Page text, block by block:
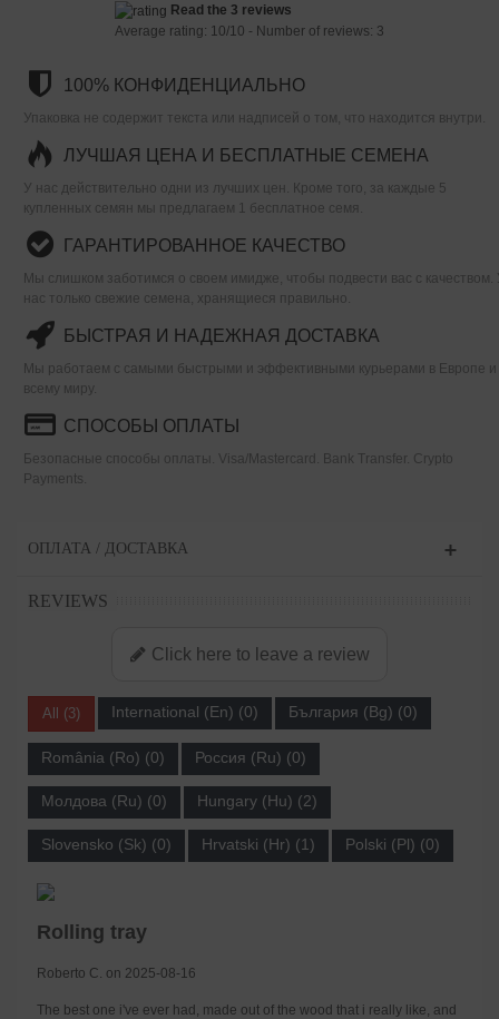
Read the 3 reviews
Average rating: 10/10 - Number of reviews: 3
100% КОНФИДЕНЦИАЛЬНО
Упаковка не содержит текста или надписей о том, что находится внутри.
ЛУЧШАЯ ЦЕНА И БЕСПЛАТНЫЕ СЕМЕНА
У нас действительно одни из лучших цен. Кроме того, за каждые 5
купленных семян мы предлагаем 1 бесплатное семя.
ГАРАНТИРОВАННОЕ КАЧЕСТВО
Мы слишком заботимся о своем имидже, чтобы подвести вас с качеством.
нас только свежие семена, хранящиеся правильно.
БЫСТРАЯ И НАДЕЖНАЯ ДОСТАВКА
Мы работаем с самыми быстрыми и эффективными курьерами в Европе и
всему миру.
СПОСОБЫ ОПЛАТЫ
Безопасные способы оплаты. Visa/Mastercard. Bank Transfer. Crypto
Payments.
ОПЛАТА / ДОСТАВКА
REVIEWS
Click here to leave a review
All (3) International (En) (0) България (Bg) (0)
România (Ro) (0) Россия (Ru) (0)
Молдова (Ru) (0) Hungary (Hu) (2)
Slovensko (Sk) (0) Hrvatski (Hr) (1) Polski (Pl) (0)
Rolling tray
Roberto C. on 2025-08-16
The best one i've ever had, made out of the wood that i really like, and